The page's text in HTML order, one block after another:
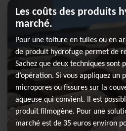
Les coûts des produits
marché.
Pour une toiture en tuiles ou en
de produit hydrofuge permet de
Sachez que deux techniques sont
d’opération. Si vous appliquez un
micropores ou fissures sur la
aqueuse qui convient. Il est
produit filmogène. Pour une
marché est de 35 euros environ